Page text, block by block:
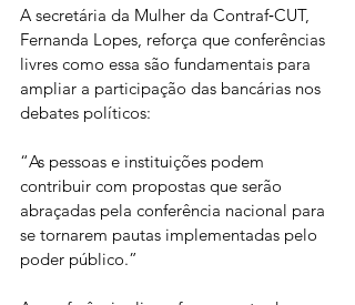
A secretária da Mulher da Contraf‑CUT,
Fernanda Lopes, reforça que conferências
livres como essa são fundamentais para
ampliar a participação das bancárias nos
debates políticos:
“As pessoas e instituições podem
contribuir com propostas que serão
abraçadas pela conferência nacional para
se tornarem pautas implementadas pelo
poder público.”